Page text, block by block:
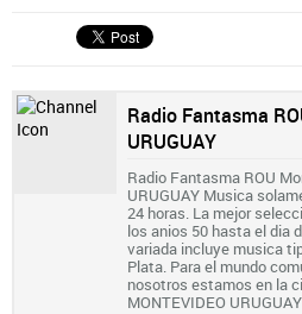
Radio Fantasma
URUGUAY
Radio Fantasma ROU
URUGUAY Musica
24 horas. La mejor
los anios 50 hasta el dia
variada incluye musica
Plata. Para el mundo
nosotros estamos en la
MONTEVIDEO